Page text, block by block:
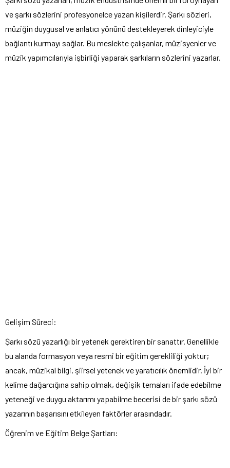
ve şarkı sözlerini profesyonelce yazan kişilerdir. Şarkı sözleri,
müziğin duygusal ve anlatıcı yönünü destekleyerek dinleyiciyle
bağlantı kurmayı sağlar. Bu meslekte çalışanlar, müzisyenler ve
müzik yapımcılarıyla işbirliği yaparak şarkıların sözlerini yazarlar.
Gelişim Süreci:
Şarkı sözü yazarlığı bir yetenek gerektiren bir sanattır. Genellikle
bu alanda formasyon veya resmi bir eğitim gerekliliği yoktur;
ancak, müzikal bilgi, şiirsel yetenek ve yaratıcılık önemlidir. İyi bir
kelime dağarcığına sahip olmak, değişik temaları ifade edebilme
yeteneği ve duygu aktarımı yapabilme becerisi de bir şarkı sözü
yazarının başarısını etkileyen faktörler arasındadır.
Öğrenim ve Eğitim Belge Şartları: